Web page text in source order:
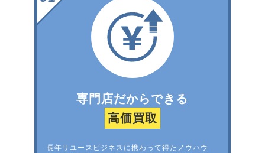
専門店だからできる
高価買取
長年リユースビジネスに携わって得たノウハウ